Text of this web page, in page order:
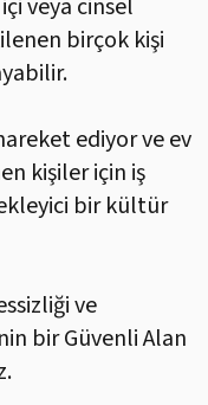
veya cinsel
birçok kişi
ediyor ve ev
kişiler için iş
bir kültür
ve
bir Güvenli Alan